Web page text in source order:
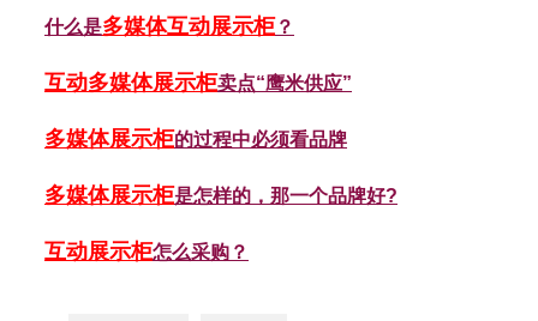
什么是多媒体互动展示柜 ？
互动多媒体展示柜卖点“鹰米供应”
多媒体展示柜的过程中必须看品牌
多媒体展示柜是怎样的，那一个品牌好?
互动展示柜怎么采购？